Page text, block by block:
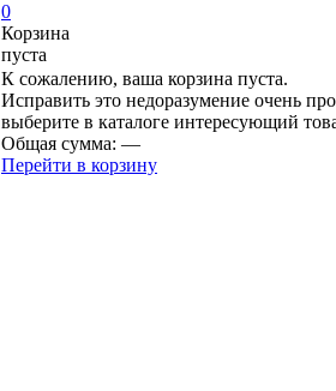
0
Корзина
пуста
К сожалению, ваша корзина пуста.
Исправить это недоразумение очень
выберите в каталоге интересующий
Общая сумма: —
Перейти в корзину